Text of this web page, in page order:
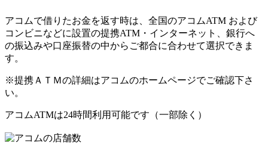
アコムで借りたお金を返す時は、 全国のアコムATM および
コンビニなどに設置の提携ATM ・ インターネット
銀行へ
の振込みや口座振替の中からご都合に合わせて選択できま
す。
※提携ＡＴＭの詳細はアコムのホームページでご確認下さ
い。
アコムATMは24時間利用可能です（一部除く）